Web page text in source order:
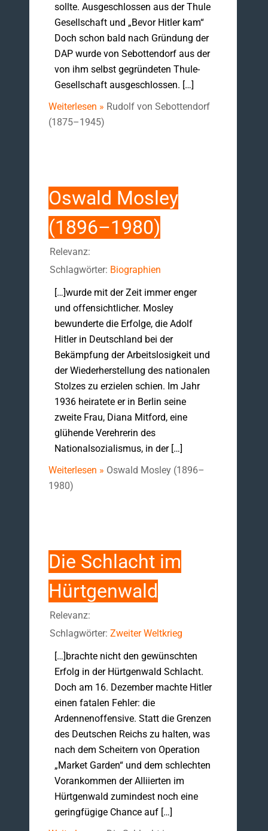
sollte. Ausgeschlossen aus der Thule
Gesellschaft und „Bevor Hitler kam“
Doch schon bald nach Gründung der
DAP wurde von Sebottendorf aus der
von ihm selbst gegründeten Thule-
Gesellschaft ausgeschlossen. […]
Weiterlesen » Rudolf von Sebottendorf
(1875–1945)
Oswald Mosley
(1896–1980)
Relevanz:
Schlagwörter: Biographien
[…]wurde mit der Zeit immer enger
und offensichtlicher. Mosley
bewunderte die Erfolge, die Adolf
Hitler in Deutschland bei der
Bekämpfung der Arbeitslosigkeit und
der Wiederherstellung des nationalen
Stolzes zu erzielen schien. Im Jahr
1936 heiratete er in Berlin seine
zweite Frau, Diana Mitford, eine
glühende Verehrerin des
Nationalsozialismus, in der […]
Weiterlesen » Oswald Mosley (1896–
1980)
Die Schlacht im
Hürtgenwald
Relevanz:
Schlagwörter: Zweiter Weltkrieg
[…]brachte nicht den gewünschten
Erfolg in der Hürtgenwald Schlacht.
Doch am 16. Dezember machte Hitler
einen fatalen Fehler: die
Ardennenoffensive. Statt die Grenzen
des Deutschen Reichs zu halten, was
nach dem Scheitern von Operation
„Market Garden“ und dem schlechten
Vorankommen der Alliierten im
Hürtgenwald zumindest noch eine
geringfügige Chance auf […]